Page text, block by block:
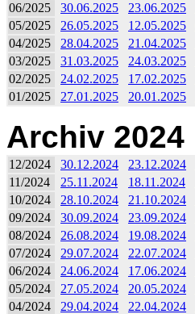
06/2025
30.06.2025 23.06.2025
05/2025
26.05.2025 12.05.2025
04/2025
28.04.2025 21.04.2025
03/2025
31.03.2025 24.03.2025
02/2025
24.02.2025 17.02.2025
01/2025
27.01.2025 20.01.2025
Archiv 2024
12/2024 30.12.2024 23.12.2024
11/2024
25.11.2024 18.11.2024
10/2024
28.10.2024 21.10.2024
09/2024
30.09.2024 23.09.2024
08/2024
26.08.2024 19.08.2024
07/2024
29.07.2024 22.07.2024
06/2024
24.06.2024 17.06.2024
05/2024
27.05.2024 20.05.2024
04/2024
29.04.2024 22.04.2024